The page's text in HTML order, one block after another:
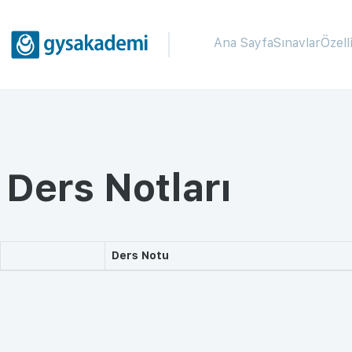
Ana SayfaSınavlar
Ders Notları
Ders Notu